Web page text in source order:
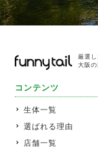
厳選
大阪
コンテンツ
生体一覧
選ばれる理由
店舗一覧